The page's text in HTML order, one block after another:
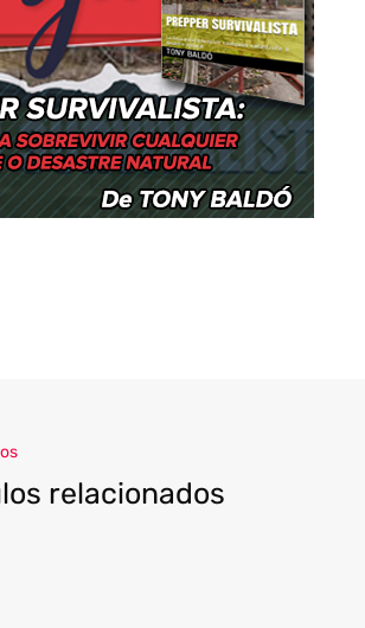
relacionados